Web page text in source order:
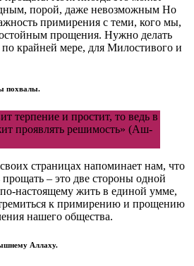
порой, даже невозможным Но
примирения с теми, кого мы,
прощения. Нужно делать
по крайней мере, для Милостивого и
похвалы.
терпение и простит, то ведь в
проявлять решимость» (Аш-
страницах напоминает нам, что
– это две стороны одной
настоящему жить в единой умме,
к примирению и прощению
нашего общества.
Аллаху.